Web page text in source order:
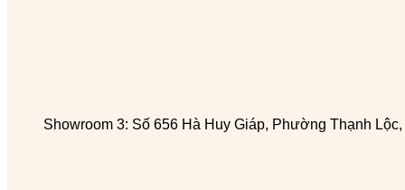
Showroom 3: Số 656 Hà Huy Giáp, Phường Thạnh Lộc,